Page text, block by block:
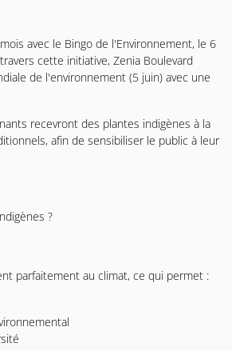
avec le Bingo de l'Environnement, le 6
cette initiative, Zenia Boulevard
de l'environnement (5 juin) avec une
recevront des plantes indigènes à la
afin de sensibiliser le public à leur
?
parfaitement au climat, ce qui permet :